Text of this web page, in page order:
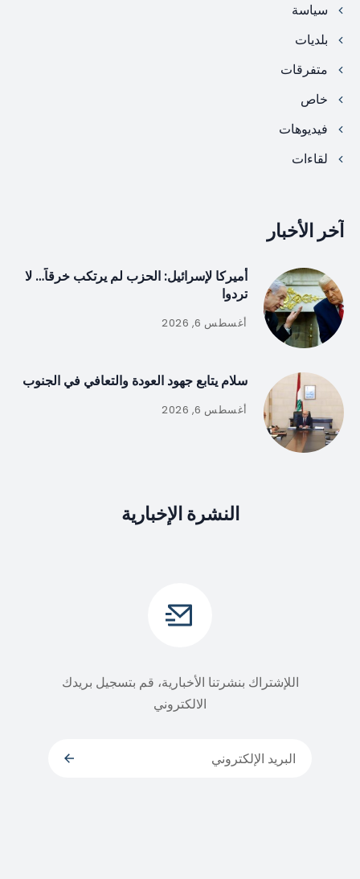
سياسة
بلديات
متفرقات
خاص
فيديوهات
لقاءات
آخر الأخبار
أميركا لإسرائيل: الحزب لم يرتكب خرقاً… لا
تردوا
أغسطس 6, 2026
سلام يتابع جهود العودة والتعافي في الجنوب
أغسطس 6, 2026
النشرة الإخبارية
اللإشتراك بنشرتنا الأخبارية، قم بتسجيل بريدك
الالكتروني